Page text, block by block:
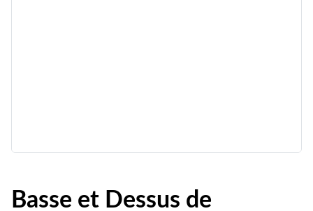
Basse et Dessus de